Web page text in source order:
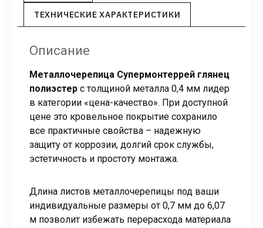
ТЕХНИЧЕСКИЕ ХАРАКТЕРИСТИКИ
Описание
Металлочерепица Супермонтеррей глянец
полиэстер с толщиной металла 0,4 мм лидер
в категории «цена-качество». При доступной
цене это кровельное покрытие сохранило
все практичные свойства – надежную
защиту от коррозии, долгий срок службы,
эстетичность и простоту монтажа.
Длина листов металлочерепицы под ваши
индивидуальные размеры от 0,7 мм до 6,07
м позволит избежать перерасхода материала